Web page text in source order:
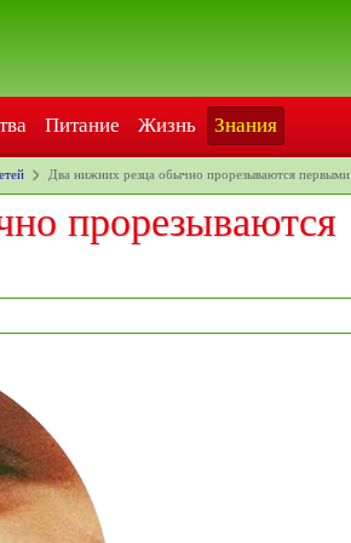
Питание Жизнь Знания
Два нижних резца обычно прорезываются первыми
прорезываются